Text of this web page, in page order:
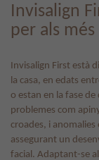
Invisalign
per als
Invisalign First està
la casa, en edats
o estan en la fase
problemes com
croades, i anomalies
assegurant un
facial. Adaptant-se